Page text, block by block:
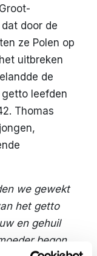
door de
ze Polen op
uitbreken
de
leefden
Thomas
we gewekt
het getto
en gehuil
begon